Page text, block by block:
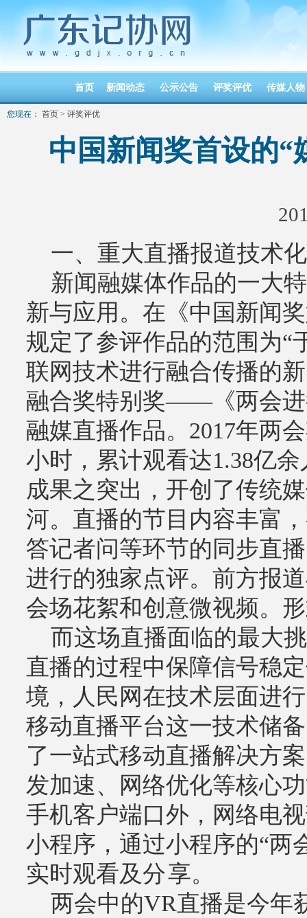
首页 新闻动态 公示公告 评奖评优 传媒人物
您现在： 首页 > 评奖评优
中国新闻奖首设的“
一、重大直播报道技术化
新闻融媒体作品的一大
新与应用。在《中国新闻
规定了参评作品的范围为“
联网技术进行融合传播的
融合奖特别奖——《两会进
融媒直播作品。2017年两
小时，累计观看达1.38亿
成果之突出，开创了传统
河。直播的节目内容丰富
答记者问等环节的同步直
进行的独家点评。前方报
会场花絮和创意微视频。
而这场直播面临的最大
直播的过程中保障信号稳
境，人民网在技术层面进
移动直播平台这一技术储
了一站式移动直播解决方
发加速、网络优化等核心
手机客户端口外，网络电
小程序，通过小程序的“两
实时观看及分 享。
两会中的VR直播是今年